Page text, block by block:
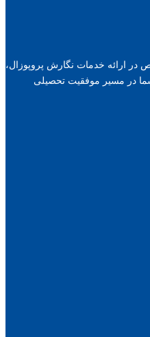
در ارائه خدمات نگارش پروپوزال،
شما در مسیر موفقیت تحصیلی